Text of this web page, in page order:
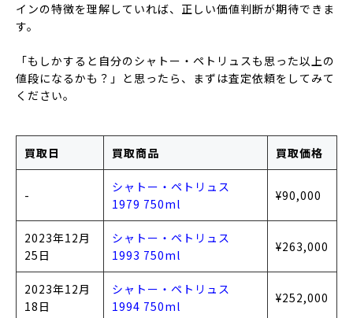
インの特徴を理解していれば、正しい価値判断が期待できま
す。
「もしかすると自分のシャトー・ペトリュスも思った以上の
値段になるかも？」と思ったら、まずは査定依頼をしてみて
ください。
買取日 買取商品 買取価格
-
シャトー・ペトリュス
1979 750ml
¥90,000
2023年12月
25日
シャトー・ペトリュス
1993 750ml
¥263,000
2023年12月
18日
シャトー・ペトリュス
1994 750ml
¥252,000